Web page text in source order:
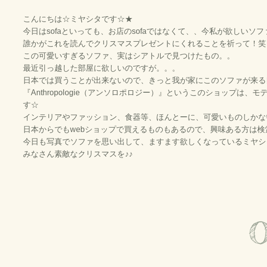
こんにちは☆ミヤシタです☆★
今日はsofaといっても、お店のsofaではなくて、、今私が欲しいソフ
誰かがこれを読んでクリスマスプレゼントにくれることを祈って！笑
この可愛いすぎるソファ、実はシアトルで見つけたもの。。
最近引っ越した部屋に欲しいのですが。。。
日本では買うことが出来ないので、きっと我が家にこのソファが来
『Anthropologie（アンソロポロジー）』というこのショップは、
す☆
インテリアやファッション、食器等、ほんとーに、可愛いものしかな
日本からでもwebショップで買えるものもあるので、興味ある方は
今日も写真でソファを思い出して、ますます欲しくなっているミヤ
みなさん素敵なクリスマスを♪♪